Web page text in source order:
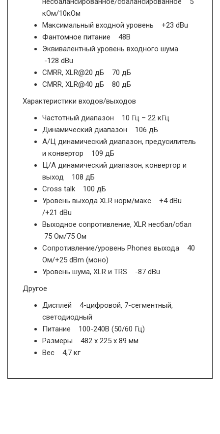
кОм/10кОм
Максимальный входной уровень +23 dBu
Фантомное питание 48В
Эквивалентный уровень входного шума
-128 dBu
CMRR, XLR@20 дБ 70 дБ
CMRR, XLR@40 дБ 80 дБ
Характеристики входов/выходов
Частотный диапазон 10 Гц – 22 кГц
Динамический диапазон 106 дБ
А/Ц динамический диапазон, предусилитель
и конвертор 109 дБ
Ц/А динамический диапазон, конвертор и
выход 108 дБ
Cross talk 100 дБ
Уровень выхода XLR норм/макс +4 dBu
/+21 dBu
Выходное сопротивление, XLR несбал/сбал
75 Ом/75 Ом
Сопротивление/уровень Phones выхода 40
Ом/+25 dBm (моно)
Уровень шума, XLR и TRS -87 dBu
Другое
Дисплей 4-цифровой, 7-сегментный,
светодиодный
Питание 100-240В (50/60 Гц)
Размеры 482 х 225 х 89 мм
Вес 4,7 кг